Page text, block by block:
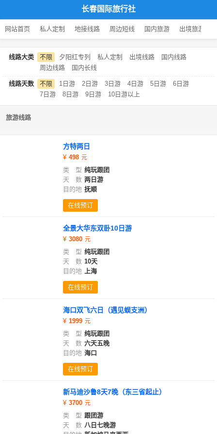
长春国际旅行社
网站首页 私人定制 地接线路 周边短线 国内旅游 出境旅游
线路大类 不限 夕阳红专列 私人定制 出境线路
国内线路
周边线路
国内长线
线路天数 不限 1日游 2日游 3日游 4日游 5日游
6日游
7日游
8日游 9日游 10日游以上
旅游线路
方特两日
498
类 型 纯玩跟团
天 数 两日游
目的地 抚顺
在线预订
全景大华东双卧10日游
3080
类 型 纯玩跟团
天 数 10天
目的地 上海
在线预订
海口双飞六日（遇见蜈支洲）
1999
类 型 纯玩跟团
天 数 六天五晚
目的地 海口
在线预订
新马迪沙鲁8天7晚（东三省起止）
3700
类 型 跟团游
天 数 八日七晚游